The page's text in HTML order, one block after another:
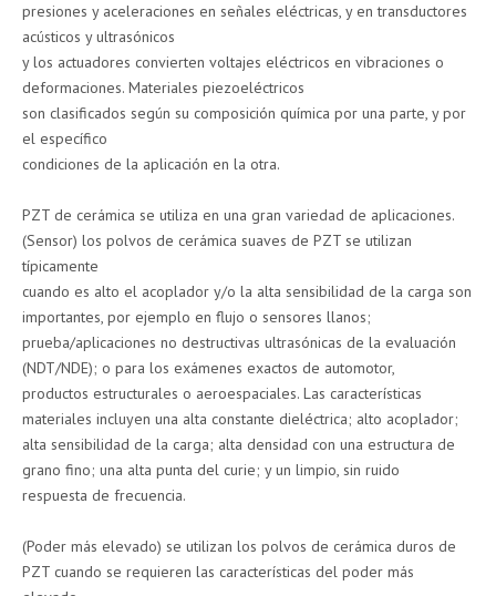
presiones y aceleraciones en señales eléctricas, y en transductores
acústicos y ultrasónicos
y los actuadores convierten voltajes eléctricos en vibraciones o
deformaciones. Materiales piezoeléctricos
son clasificados según su composición química por una parte, y por
el específico
condiciones de la aplicación en la otra.
PZT de cerámica se utiliza en una gran variedad de aplicaciones.
(Sensor) los polvos de cerámica suaves de PZT se utilizan
típicamente
cuando es alto el acoplador y/o la alta sensibilidad de la carga son
importantes, por ejemplo en flujo o sensores llanos;
prueba/aplicaciones no destructivas ultrasónicas de la evaluación
(NDT/NDE); o para los exámenes exactos de automotor,
productos estructurales o aeroespaciales. Las características
materiales incluyen una alta constante dieléctrica; alto acoplador;
alta sensibilidad de la carga; alta densidad con una estructura de
grano fino; una alta punta del curie; y un limpio, sin ruido
respuesta de frecuencia.
(Poder más elevado) se utilizan los polvos de cerámica duros de
PZT cuando se requieren las características del poder más